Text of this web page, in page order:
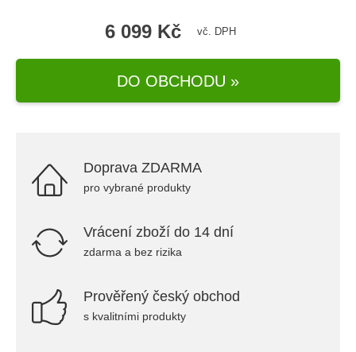
6 099 Kč vč. DPH
DO OBCHODU »
Doprava ZDARMA
pro vybrané produkty
Vrácení zboží do 14 dní
zdarma a bez rizika
Prověřený český obchod
s kvalitními produkty